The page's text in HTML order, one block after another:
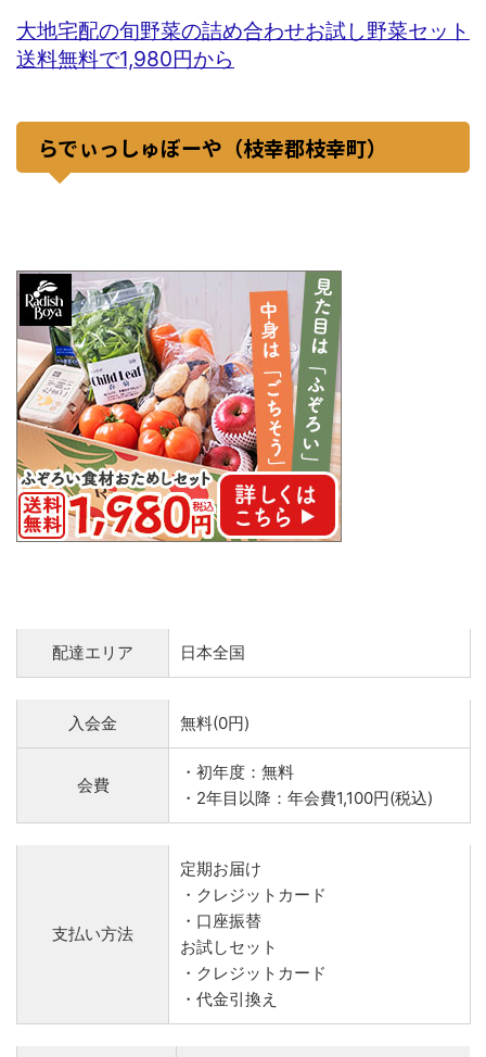
大地宅配の旬野菜の詰め合わせお試し野菜セット
送料無料で1,980円から
らでぃっしゅぼーや（枝幸郡枝幸町）
配達エリア 日本全国
入会金 無料(0円)
会費
・初年度：無料
・2年目以降：年会費1,100円(税込)
支払い方法
定期お届け
・クレジットカード
・口座振替
お試しセット
・クレジットカード
・代金引換え